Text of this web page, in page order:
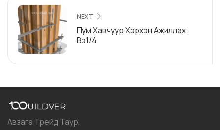
NEXT
Пум Хавчуур Хэрхэн Ажиллах
Вэ1/4
Авзага Трейд Таур,